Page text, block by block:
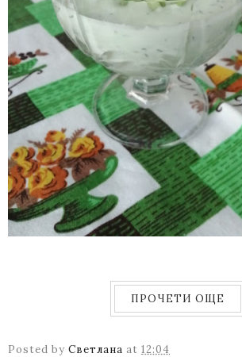
ПРОЧЕТИ ОЩЕ
Posted by Светлана at 12:04